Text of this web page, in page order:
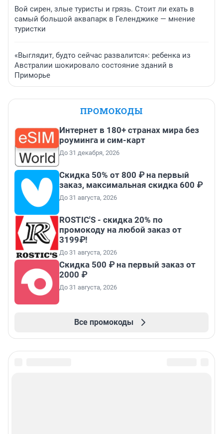
Вой сирен, злые туристы и грязь. Стоит ли ехать в
самый большой аквапарк в Геленджике — мнение
туристки
«Выглядит, будто сейчас развалится»: ребенка из
Австралии шокировало состояние зданий в
Приморье
ПРОМОКОДЫ
Интернет в 180+ странах мира без
роуминга и сим-карт
До 31 декабря, 2026
Скидка 50% от 800 ₽ на первый
заказ, максимальная скидка 600 ₽
До 31 августа, 2026
ROSTIC'S - скидка 20% по
промокоду на любой заказ от
3199₽!
До 31 августа, 2026
Скидка 500 ₽ на первый заказ от
2000 ₽
До 31 августа, 2026
Все промокоды